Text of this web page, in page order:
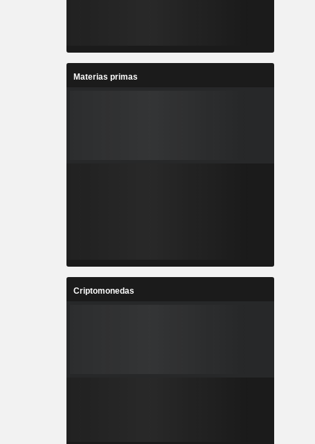
Materias primas
Criptomonedas